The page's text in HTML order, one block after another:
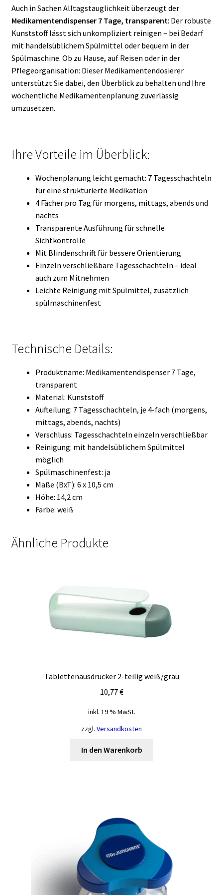
Auch in Sachen Alltagstauglichkeit überzeugt der
Medikamentendispenser 7 Tage, transparent: Der robuste
Kunststoff lässt sich unkompliziert reinigen – bei Bedarf
mit handelsüblichem Spülmittel oder bequem in der
Spülmaschine. Ob zu Hause, auf Reisen oder in der
Pflegeorganisation: Dieser Medikamentendosierer
unterstützt Sie dabei, den Überblick zu behalten und Ihre
wöchentliche Medikamentenplanung zuverlässig
umzusetzen.
Ihre Vorteile im Überblick:
Wochenplanung leicht gemacht: 7 Tagesschachteln
für eine strukturierte Medikation
4 Fächer pro Tag für morgens, mittags, abends und
nachts
Transparente Ausführung für schnelle
Sichtkontrolle
Mit Blindenschrift für bessere Orientierung
Einzeln verschließbare Tagesschachteln – ideal
auch zum Mitnehmen
Leichte Reinigung mit Spülmittel, zusätzlich
spülmaschinenfest
Technische Details:
Produktname: Medikamentendispenser 7 Tage,
transparent
Material: Kunststoff
Aufteilung: 7 Tagesschachteln, je 4-fach (morgens,
mittags, abends, nachts)
Verschluss: Tagesschachteln einzeln verschließbar
Reinigung: mit handelsüblichem Spülmittel
möglich
Spülmaschinenfest: ja
Maße (BxT): 6 x 10,5 cm
Höhe: 14,2 cm
Farbe: weiß
Ähnliche Produkte
Tablettenausdrücker 2-teilig weiß/grau
10,77€
inkl. 19 % MwSt.
zzgl. Versandkosten
In den Warenkorb